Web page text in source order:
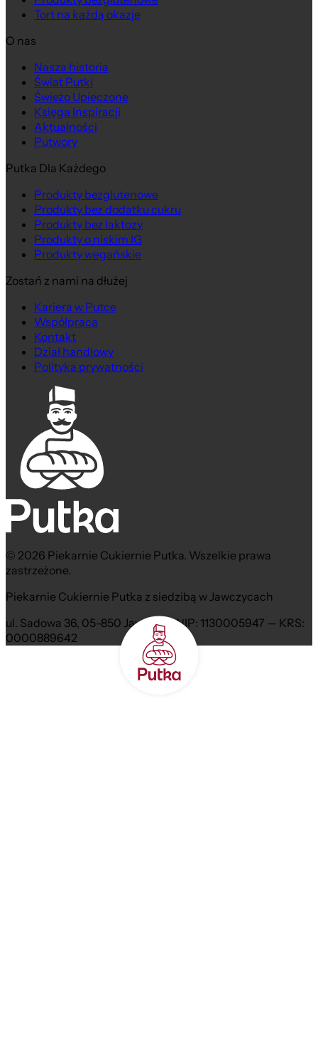
Tort na każdą okazję
O nas
Nasza historia
Świat Putki
Świeżo Upieczone
Księga Inspiracji
Aktualności
Putwory
Putka Dla Każdego
Produkty bezglutenowe
Produkty bez dodatku cukru
Produkty bez laktozy
Produkty o niskim IG
Produkty wegańskie
Zostań z nami na dłużej
Kariera w Putce
Współpraca
Kontakt
Dział handlowy
Polityka prywatności
© 2026 Piekarnie Cukiernie Putka. Wszelkie prawa
zastrzeżone.
Piekarnie Cukiernie Putka z siedzibą w Jawczycach
ul. Sadowa 36, 05-850 Jawczyce NIP: 1130005947 — KRS:
0000889642